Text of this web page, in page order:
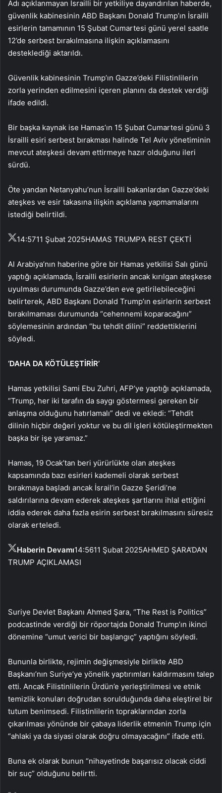
Adı açıklanmayan İsrailli bir yetkiliye dayandırılan haberde,
güvenlik kabinesinin ABD Başkanı Donald Trump’ın İsrailli
esirlerin tamamının 15 Şubat Cumartesi günü yerel saatle
12’de serbest bırakılmasına ilişkin açıklamasını
desteklediği aktarıldı.
Güvenlik kabinesinin Trump’ın Gazze’deki Filistinlilerin
zorla yerinden edilmesini içeren planını da destek verdiği
ifade edildi.
Bir başka kaynak ise Hamas’ın 15 Şubat Cumartesi günü 3
İsrailli esiri serbest bırakması halinde Tel Aviv yönetiminin
mevcut ateşkesi devam ettirmeye hazır olduğunu ileri
sürdü.
Öte yandan Netanyahu’nun İsrailli bakanlardan Gazze’deki
ateşkes ve esir takasına ilişkin açıklama yapmamalarını
istediği belirtildi.
14:5711 Şubat 2025HAMAS TRUMP’A REST ÇEKTİ
Al Arabiya’nın haberine göre bir Hamas yetkilisi Salı günü
yaptığı açıklamada, İsrailli esirlerin ancak kırılgan ateşkese
uyulması durumunda Gazze’den eve getirilebileceğini
belirterek, ABD Başkanı Donald Trump’ın esirlerin serbest
bırakılmaması durumunda “cehennemi koparacağını”
söylemesinin ardından “bu tehdit dilini” reddettiklerini
söyledi.
‘DAHA DA KÖTÜLEŞTİRİR’
Hamas yetkilisi Sami Ebu Zuhri, AFP’ye yaptığı açıklamada,
“Trump, her iki tarafın da saygı göstermesi gereken bir
anlaşma olduğunu hatırlamalı” dedi ve ekledi: “Tehdit
dilinin hiçbir değeri yoktur ve bu dil işleri kötüleştirmekten
başka bir işe yaramaz.”
Hamas, 19 Ocak’tan beri yürürlükte olan ateşkes
kapsamında bazı esirleri kademeli olarak serbest
bırakmaya başladı ancak İsrail’in Gazze Şeridi’ne
saldırılarına devam ederek ateşkes şartlarını ihlal ettiğini
iddia ederek daha fazla esirin serbest bırakılmasını süresiz
olarak erteledi.
Haberin Devamı14:5611 Şubat 2025AHMED ŞARA’DAN
TRUMP AÇIKLAMASI
Suriye Devlet Başkanı Ahmed Şara, “The Rest is Politics”
podcastinde verdiği bir röportajda Donald Trump’ın ikinci
dönemine “umut verici bir başlangıç” yaptığını söyledi.
Bununla birlikte, rejimin değişmesiyle birlikte ABD
Başkanı’nın Suriye’ye yönelik yaptırımları kaldırmasını talep
etti. Ancak Filistinlilerin Ürdün’e yerleştirilmesi ve etnik
temizlik konuları doğrudan sorulduğunda daha eleştirel bir
tutum benimsedi. Filistinlilerin topraklarından zorla
çıkarılması yönünde bir çabaya liderlik etmenin Trump için
“ahlaki ya da siyasi olarak doğru olmayacağını” ifade etti.
Buna ek olarak bunun “nihayetinde başarısız olacak ciddi
bir suç” olduğunu belirtti.